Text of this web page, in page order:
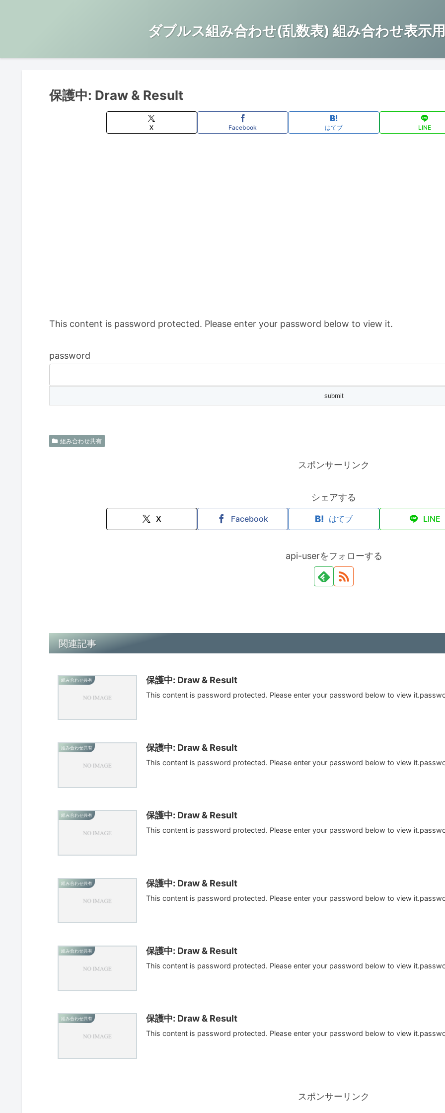
ダブルス組み合わせ(乱数表) 組み合わせ表示
保護中: Draw & Result
X Facebook はてブ LINE
This content is password protected. Please enter your password below to view it.
password
組み合わせ共有
スポンサーリンク
シェアする
X Facebook はてブ LINE
api-userをフォローする
関連記事
組み合わせ共有 保護中: Draw & Result
This content is password protected. Please enter your password below to view
組み合わせ共有 保護中: Draw & Result
This content is password protected. Please enter your password below to view
組み合わせ共有 保護中: Draw & Result
This content is password protected. Please enter your password below to view
組み合わせ共有 保護中: Draw & Result
This content is password protected. Please enter your password below to view
組み合わせ共有 保護中: Draw & Result
This content is password protected. Please enter your password below to view
組み合わせ共有 保護中: Draw & Result
This content is password protected. Please enter your password below to view
スポンサーリンク